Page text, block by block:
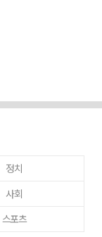
정치
사회
스포츠